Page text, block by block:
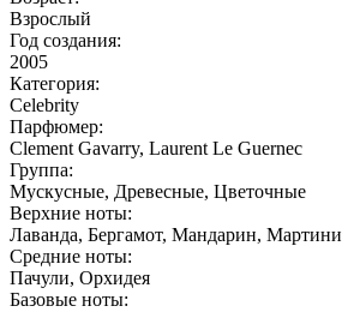
Взрослый
Год создания:
2005
Категория:
Celebrity
Парфюмер:
Clement Gavarry, Laurent Le Guernec
Группа:
Мускусные, Древесные, Цветочные
Верхние ноты:
Лаванда, Бергамот, Мандарин, Мартини
Средние ноты:
Пачули, Орхидея
Базовые ноты: